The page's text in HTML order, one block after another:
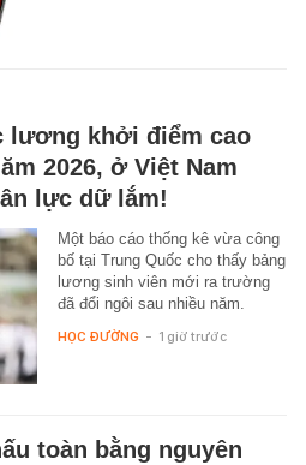
lương khởi điểm cao
2026, ở Việt Nam
lực dữ lắm!
Một báo cáo thống kê vừa công
bố tại Trung Quốc cho thấy bảng
lương sinh viên mới ra trường
đã đổi ngôi sau nhiều năm.
HỌC ĐƯỜNG - 1 giờ trước
toàn bằng nguyên